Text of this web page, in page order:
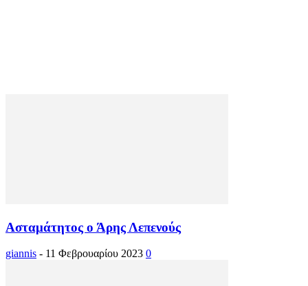
Ασταμάτητος ο Άρης Λεπενούς
giannis - 11 Φεβρουαρίου 2023 0